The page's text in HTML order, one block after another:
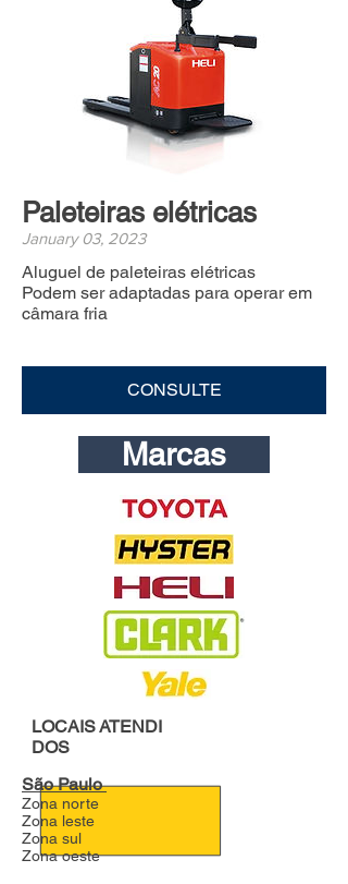
Paleteiras elétricas
January 03, 2023
Aluguel de paleteiras elétricas
Podem ser adaptadas para operar em
câmara fria
CONSULTE
Marcas
LOCAISATENDI
DOS
São Paulo
Zona norte
Zona leste
Zona sul
Zona oeste